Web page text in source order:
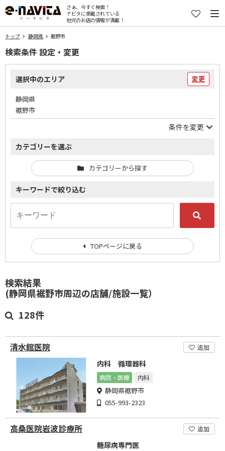
さぁ、今すぐ検索！
ナビタに掲載されている
地元のお店の情報が満載！
トップ 静岡県 裾野市
検索結果
(静岡県裾野市周辺の店舗/施設一覧）
128件
清水館医院 追加
内科 循環器科
病院・医療 内科
静岡県裾野市
055-993-2323
高桑医院岩波診療所 追加
糖尿病専門医
検索条件 設定・変更
選択中のエリア 変更
静岡県
裾野市
条件を変更
カテゴリーを選ぶ
カテゴリーから探す
キーワードで絞り込む
TOPページに戻る